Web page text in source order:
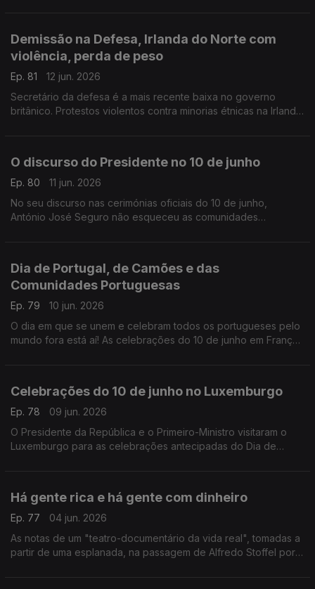
Demissão na Defesa, Irlanda do Norte com
violência, perda de peso
Ep. 81
12 jun. 2026
Secretário da defesa é a mais recente baixa no governo
britânico. Protestos violentos contra minorias étnicas na Irlanda
O discurso do Presidente no 10 de junho
Ep. 80
11 jun. 2026
No seu discurso nas cerimónias oficiais do 10 de junho,
António José Seguro não esqueceu as comunidades
Dia de Portugal, de Camões e das
Comunidades Portuguesas
Ep. 79
10 jun. 2026
O dia em que se unem e celebram todos os portugueses pelo
mundo fora está aí! As celebrações do 10 de junho em França.
Celebrações do 10 de junho no Luxemburgo
Ep. 78
09 jun. 2026
O Presidente da República e o Primeiro-Ministro visitaram o
Luxemburgo para as celebrações antecipadas do Dia de
Há gente rica e há gente com dinheiro
Ep. 77
04 jun. 2026
As notas de um "teatro-documentário da vida real", tomadas a
partir de uma esplanada, na passagem de Alfredo Stoffel por